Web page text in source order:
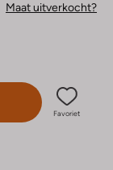
Maat uitverkocht?
Favoriet